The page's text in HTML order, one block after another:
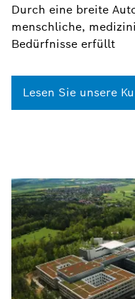
Durch eine breite
menschliche,
Bedürfnisse erfüllt
Lesen Sie unsere